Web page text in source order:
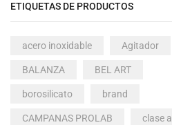
ETIQUETAS DE PRODUCTOS
acero inoxidable Agitador
BALANZA BEL ART
borosilicato brand
CAMPANAS PROLAB clase a